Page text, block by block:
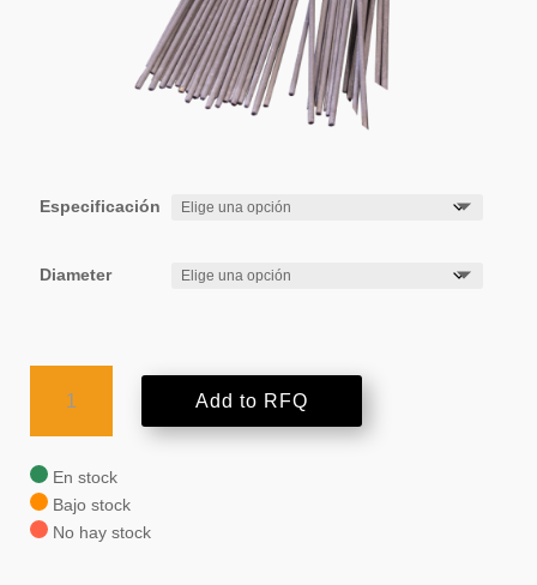
Especificación
Diameter
TRODE®
46
Add to RFQ
En stock
Bajo stock
No hay stock